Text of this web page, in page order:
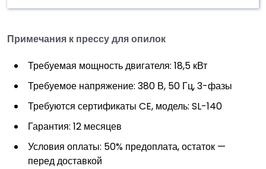
Примечания к прессу для опилок
Требуемая мощность двигателя: 18,5 кВт
Требуемое напряжение: 380 В, 50 Гц, 3-фазы
Требуются сертификаты CE, модель: SL-140
Гарантия: 12 месяцев
Условия оплаты: 50% предоплата, остаток —
перед доставкой